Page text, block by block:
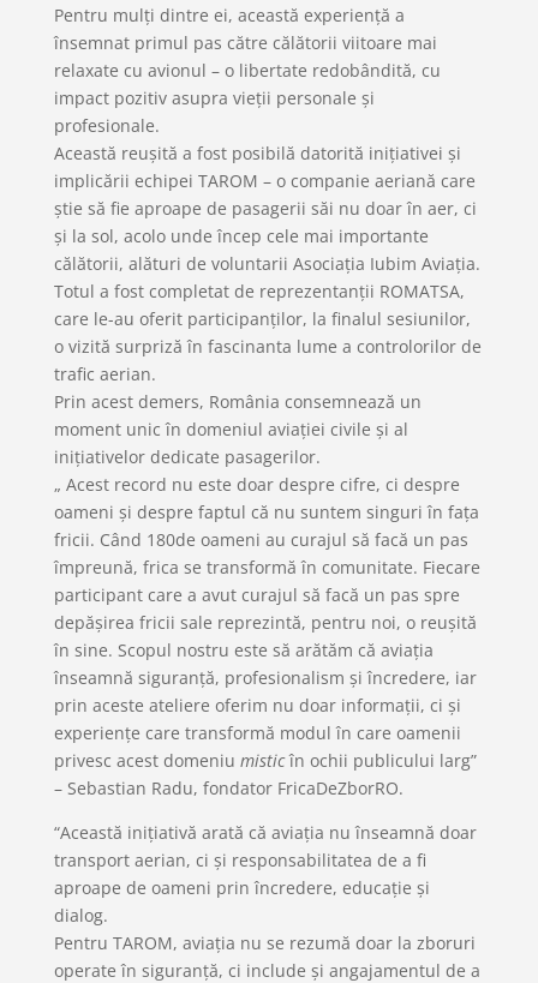
Pentru mulți dintre ei, această experiență a
însemnat primul pas către călătorii viitoare mai
relaxate cu avionul – o libertate redobândită, cu
impact pozitiv asupra vieții personale și
profesionale.
Această reușită a fost posibilă datorită inițiativei și
implicării echipei TAROM – o companie aeriană care
știe să fie aproape de pasagerii săi nu doar în aer, ci
și la sol, acolo unde încep cele mai importante
călătorii, alături de voluntarii Asociația Iubim Aviația.
Totul a fost completat de reprezentanții ROMATSA,
care le-au oferit participanților, la finalul sesiunilor,
o vizită surpriză în fascinanta lume a controlorilor de
trafic aerian.
Prin acest demers, România consemnează un
moment unic în domeniul aviației civile și al
inițiativelor dedicate pasagerilor.
„ Acest record nu este doar despre cifre, ci despre
oameni și despre faptul că nu suntem singuri în fața
fricii. Când 180de oameni au curajul să facă un pas
împreună, frica se transformă în comunitate. Fiecare
participant care a avut curajul să facă un pas spre
depășirea fricii sale reprezintă, pentru noi, o reușită
în sine. Scopul nostru este să arătăm că aviația
înseamnă siguranță, profesionalism și încredere, iar
prin aceste ateliere oferim nu doar informații, ci și
experiențe care transformă modul în care oamenii
privesc acest domeniu misticîn ochii publicului larg”
– Sebastian Radu, fondator FricaDeZborRO.
“Această inițiativă arată că aviația nu înseamnă doar
transport aerian, ci și responsabilitatea de a fi
aproape de oameni prin încredere, educație și
dialog.
Pentru TAROM, aviația nu se rezumă doar la zboruri
operate în siguranță, ci include și angajamentul de a